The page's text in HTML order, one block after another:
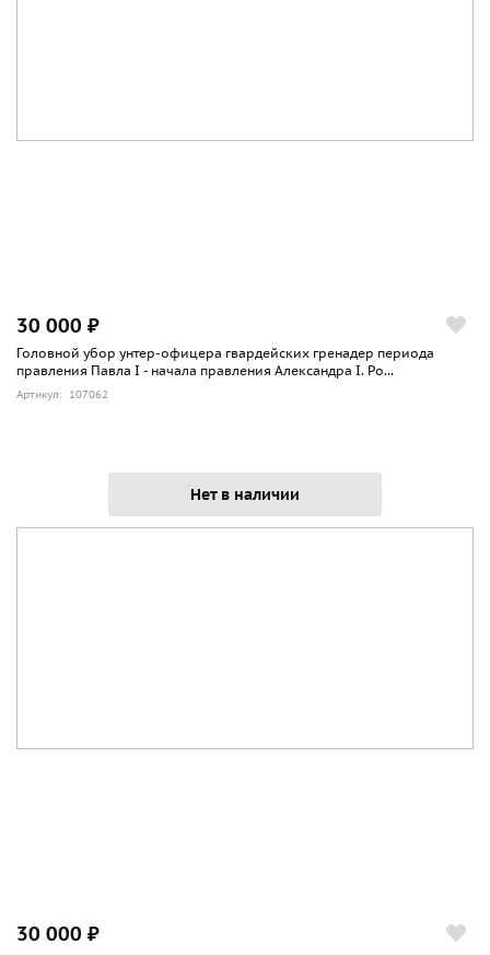
30 000 ₽
Головной убор унтер-офицера гвардейских гренадер периода
правления Павла I - начала правления Александра I. Ро...
Артикул: 107062
Нет в наличии
30 000 ₽